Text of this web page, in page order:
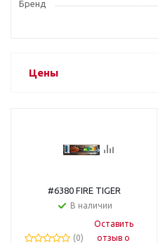
Бренд
Цены
#6380 FIRE TIGER
В наличии
(0)
Оставить
отзыв о